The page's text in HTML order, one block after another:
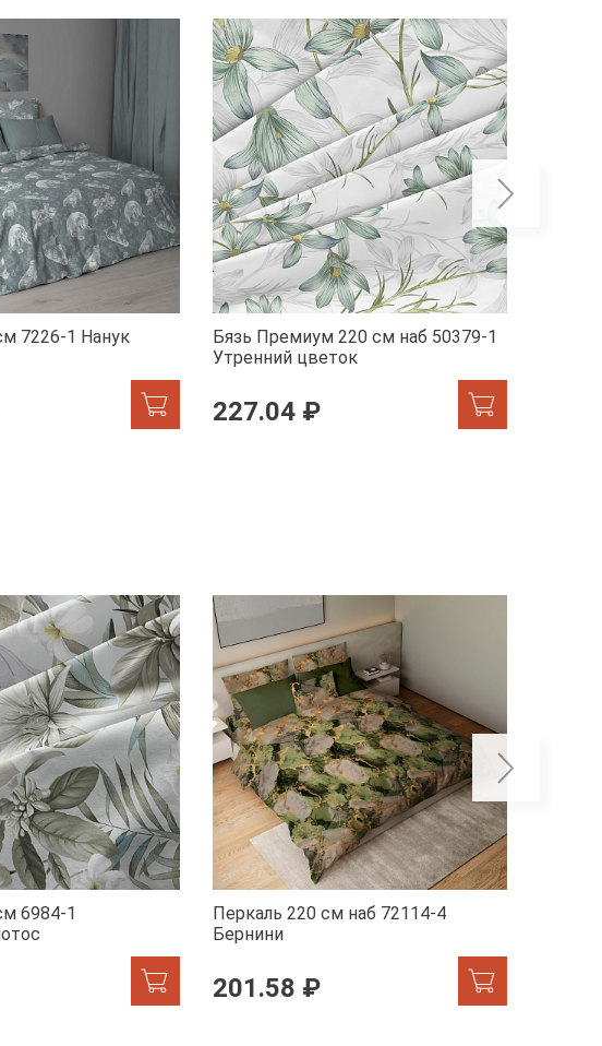
7226-1 Нанук
Бязь Премиум 220 см наб 50379-1
Утренний цветок
227.04 ₽
6984-1
Перкаль 220 см наб 72114-4
Бернини
201.58 ₽